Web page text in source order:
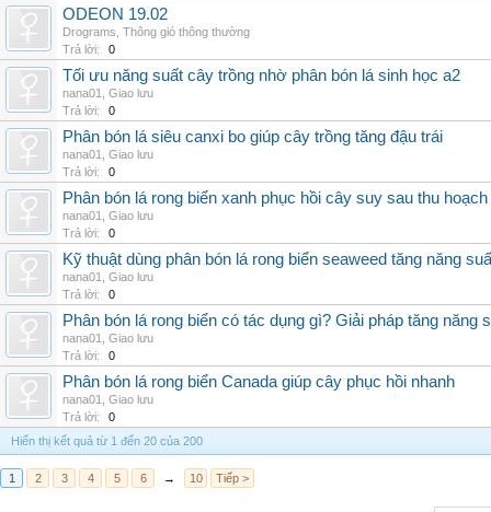
ODEON 19.02
Drograms Thông gió thông thường
Trả lời:
0
Tối ưu năng suất cây trồng nhờ phân bón lá sinh học a2
nana01
Giao lưu
Trả lời:
0
Phân bón lá siêu canxi bo giúp cây trồng tăng đậu trái
nana01
Giao lưu
Trả lời:
0
Phân bón lá rong biển xanh phục hồi cây suy sau thu hoạch
nana01
Giao lưu
Trả lời:
0
Kỹ thuật dùng phân bón lá rong biển seaweed tăng năng
nana01
Giao lưu
Trả lời:
0
Phân bón lá rong biển có tác dụng gì? Giải pháp tăng năng
nana01
Giao lưu
Trả lời:
0
Phân bón lá rong biển Canada giúp cây phục hồi nhanh
nana01
Giao lưu
Trả lời:
0
Hiển thị kết quả từ 1 đến 20 của 200
1 2 3 4 5 6 → 10 Tiếp >